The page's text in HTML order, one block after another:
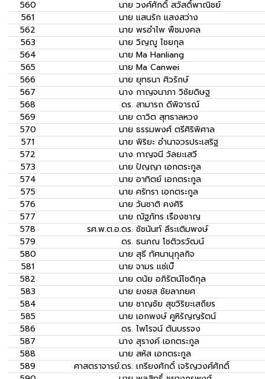
560
นาย วงศ์ศักดิ์ สวัสดิ์พาณิชย์
561
นาย แสนรัก แสงสว่าง
562
นาย พรอำไพ พืชมงคล
563
นาย วิญญู ไชยกุล
564
นาย Ma Hanliang
565
นาย Ma Canwei
566
นาย ยุทธนา ศิวรักษ์
567
นาง กาญจนาภา วิชัยดิษฐ
568
ดร. สามารถ ดีพิจารณ์
569
นาย ดาวิต สุทธาลหวง
570
นาย ธรรมพงศ์ ตรีศิริพิศาล
571
นาย พิริยะ อำนาจวรประเสริฐ
572
นาง กาญจนี วัลยะเสวี
573
นาย ปัญญา เอกตระกูล
574
นาย อาทิตย์ เอกตระกูล
575
นาย ศรัทรา เอกตระกูล
576
นาย วันชาติ คงศิริ
577
นาย ณัฐภัทร เรืองชาญ
578
รศ.พ.ต.อ.ดร. ชัชนันท์ ลีระเติมพงษ์
579
ดร. ธนภณ โชติวรวัฒน์
580
นาย สุธี ทัศนานุกุลกิจ
581
นาย จามร แซ่เบ๊
582
นาย ดนัย อภิรัตน์โชติกุล
583
นาย ยงยส ชัยลาภยศ
584
นาย ชาญชัย สุขวิริยะเสถียร
585
นาย เอกพงษ์ คูหิรัญญรัตน์
586
ดร. ไพโรจน์ ตันบรรจง
587
นาง สุรางค์ เอกตระกูล
588
นาย สหัส เอกตระกูล
589
ศาสตราจารย์.ดร. เกรียงศักดิ์ เจริญวงศ์ศักดิ์